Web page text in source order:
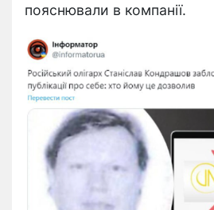
пояснювали в компанії.